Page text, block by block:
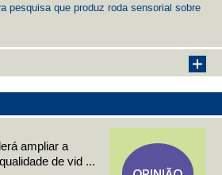
pesquisa que produz roda sensorial sobre
ampliar a
de vid ...